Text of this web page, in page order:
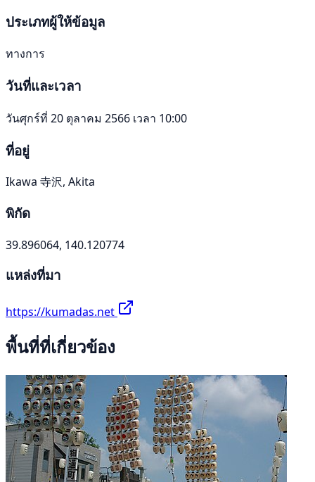
ประเภทผู้ให้ข้อมูล
ทางการ
วันที่และเวลา
วันศุกร์ที่ 20 ตุลาคม 2566 เวลา 10:00
ที่อยู่
Ikawa 寺沢, Akita
พิกัด
39.896064, 140.120774
แหล่งที่มา
https://kumadas.net
พื้นที่ที่เกี่ยวข้อง